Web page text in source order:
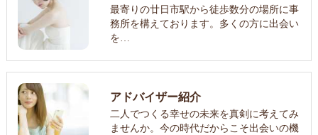
最寄りの廿日市駅から徒歩数分の場所に事
務所を構えております。多くの方に出会い
を…
アドバイザー紹介
二人でつくる幸せの未来を真剣に考えてみ
ませんか。今の時代だからこそ出会いの機